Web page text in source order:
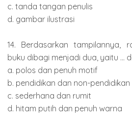
c. tanda tangan penulis
d. gambar ilustrasi
14. Berdasarkan tampilannya,
buku dibagi menjadi dua, yaitu ...
a. polos dan penuh motif
b. pendidikan dan non-pendidikan
c. sederhana dan rumit
d. hitam putih dan penuh warna